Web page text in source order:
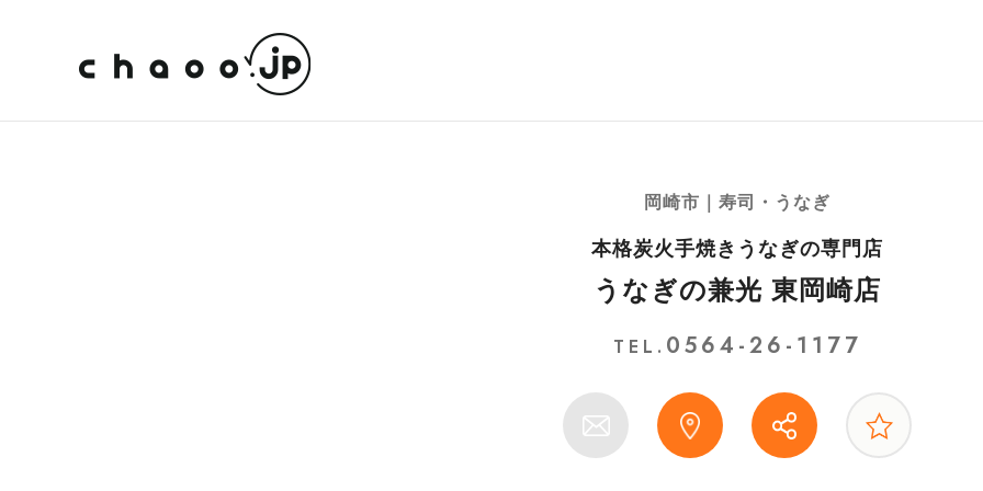
岡崎市｜寿司・うなぎ
本格炭火手焼きうなぎの専門店
うなぎの兼光 東岡崎店
TEL. 0564-26-1177